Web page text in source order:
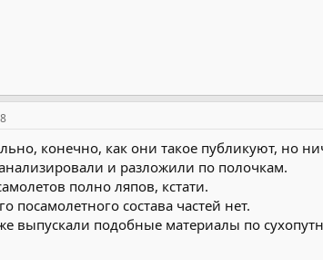
конечно, как они такое публикуют, но
и разложили по полочкам.
полно ляпов, кстати.
посамолетного состава частей нет.
выпускали подобные материалы по